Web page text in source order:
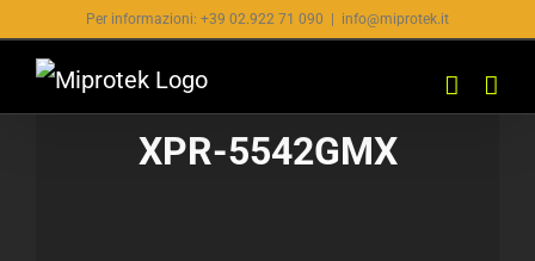
contenuto
Per informazioni: +39 02.922 71 090 info@miprotek.it
XPR-5542GMX